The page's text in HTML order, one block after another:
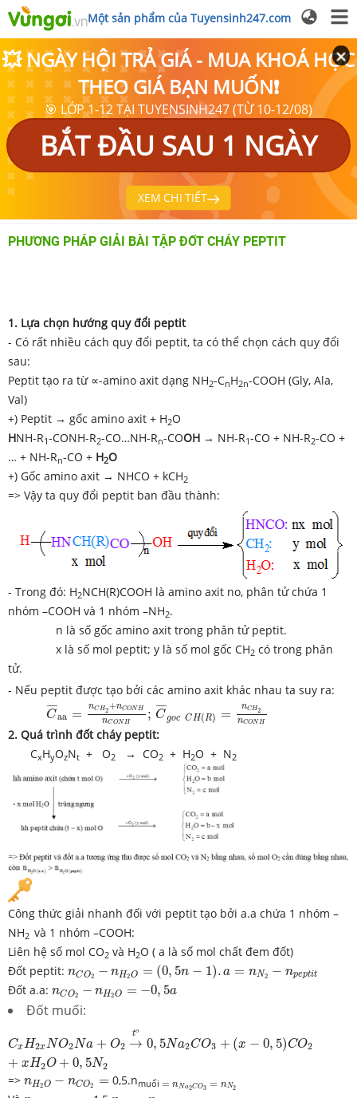
Một sản phẩm của Tuyensinh247.com
💥 NGÀY HỘI TRẢ GIÁ - MUA KHOÁ HỌC
THEO GIÁ BẠN MUỐN❗
🎯 LỚP 1-12 TẠI TUYENSINH247 (TỪ 10-12/08)
BẮT ĐẦU SAU 1 NGÀY
XEM CHI TIẾT
PHƯƠNG PHÁP GIẢI BÀI TẬP ĐỐT CHÁY PEPTIT
1. Lựa chọn hướng quy đổi peptit
- Có rất nhiều cách quy đổi peptit, ta có thể chọn cách quy đổi
sau:
Peptit tạo ra từ ∝-amino axit dạng NH2-CnH2n-COOH (Gly, Ala,
Val)
+) Peptit → gốc amino axit + H2O
HNH-R1-CONH-R2-CO…NH-Rn-COOH → NH-R1-CO + NH-R2-CO +
… + NH-Rn-CO + H2O
+) Gốc amino axit → NHCO + kCH2
=> Vậy ta quy đổi peptit ban đầu thành:
- Trong đó: H2NCH(R)COOH là amino axit no, phân tử chứa 1
nhóm –COOH và 1 nhóm –NH2.
n là số gốc amino axit trong phân tử peptit.
x là số mol peptit; y là số mol gốc CH2 có trong phân
tử.
- Nếu peptit được tạo bởi các amino axit khác nhau ta suy ra:
¯¯¯¯
Caa = nCH2+nCONH
nCONH
; ¯¯¯¯
Cgoc CH(R) = nCH2
nCONH
C¯ nCH2+nC NH ¯go n
2. Quá trình đốt cháy peptit:
CxHyOzNt + O2 → CO2 + H2O + N2
Công thức giải nhanh đối với peptit tạo bởi a.a chứa 1 nhóm –
NH2 và 1 nhóm –COOH:
Liên hệ số mol CO2 và H2O ( a là số mol chất đem đốt)
Đốt peptit: nCO2 − nH2O = (0, 5n − 1). a = nN2 − npeptit
n −n 2O (0, 5n− .a =n 2− p
Đốt a.a: nCO2 − nH2O = −0, 5a
nCO nH 2 O= 0,5a
Đốt muối:
CxH2xNO2Na + O2
to
→ 0, 5Na2CO3 + (x − 0, 5)CO2
+ xH2O + 0, 5N2
→t
=> nH2O − nCO2 =
nH 2O−nCO 2= 0,5.nmuối = nNa2CO3 = nN2
=nNa CO 3= nN2